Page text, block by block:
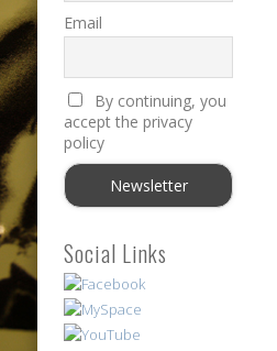
Email
By continuing, you
accept the privacy
policy
Social Links